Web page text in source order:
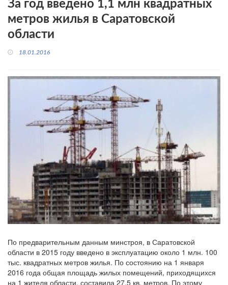
За год введено 1,1 млн квадратных
метров жилья в Саратовской
области
18.01.2016
По предварительным данным минстроя, в Саратовской
области в 2015 году введено в эксплуатацию около 1 млн. 100
тыс. квадратных метров жилья. По состоянию на 1 января
2016 года общая площадь жилых помещений, приходящихся
на 1 жителя области, составила 27,5 кв. метров. По этому